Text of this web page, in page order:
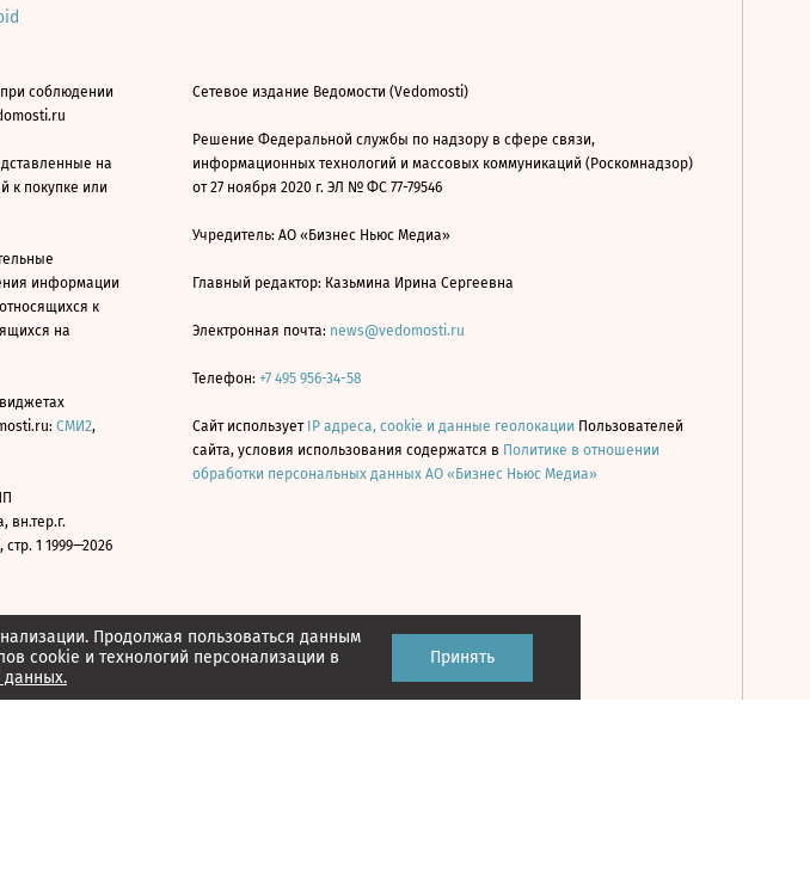
Продолжая пользоваться данным
cookie и технологий персонализации в
данных.
Принять
соблюдении
на
к покупке или
информации
к
на
СМИ2,
вн.тер.г.
1 1999—2026
Сетевое издание Ведомости (Vedomosti)
Решение Федеральной службы по надзору в сфере связи,
информационных технологий и массовых коммуникаций (Роскомнадзор)
от 27 ноября 2020 г. ЭЛ № ФС 77-79546
Учредитель: АО «Бизнес Ньюс Медиа»
Главный редактор: Казьмина Ирина Сергеевна
Электронная почта: news@vedomosti.ru
Телефон: +7 495 956-34-58
Сайт использует IP адреса, cookie и данные геолокации Пользователей
сайта, условия использования содержатся в Политике в отношении
обработки персональных данных АО «Бизнес Ньюс Медиа»